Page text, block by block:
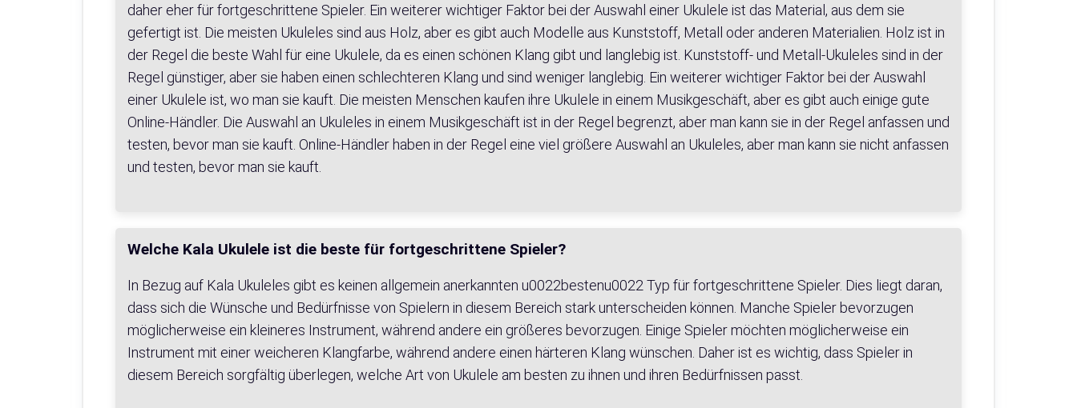
daher eher für fortgeschrittene Spieler. Ein weiterer wichtiger Faktor bei der Auswahl einer Ukulele ist das Material, aus dem sie
gefertigt ist. Die meisten Ukuleles sind aus Holz, aber es gibt auch Modelle aus Kunststoff, Metall oder anderen Materialien. Holz ist in
der Regel die beste Wahl für eine Ukulele, da es einen schönen Klang gibt und langlebig ist. Kunststoff- und Metall-Ukuleles sind in der
Regel günstiger, aber sie haben einen schlechteren Klang und sind weniger langlebig. Ein weiterer wichtiger Faktor bei der Auswahl
einer Ukulele ist, wo man sie kauft. Die meisten Menschen kaufen ihre Ukulele in einem Musikgeschäft, aber es gibt auch einige gute
Online-Händler. Die Auswahl an Ukuleles in einem Musikgeschäft ist in der Regel begrenzt, aber man kann sie in der Regel anfassen und
testen, bevor man sie kauft. Online-Händler haben in der Regel eine viel größere Auswahl an Ukuleles, aber man kann sie nicht anfassen
und testen, bevor man sie kauft.
Welche Kala Ukulele ist die beste für fortgeschrittene Spieler?
In Bezug auf Kala Ukuleles gibt es keinen allgemein anerkannten u0022bestenu0022 Typ für fortgeschrittene Spieler. Dies liegt daran,
dass sich die Wünsche und Bedürfnisse von Spielern in diesem Bereich stark unterscheiden können. Manche Spieler bevorzugen
möglicherweise ein kleineres Instrument, während andere ein größeres bevorzugen. Einige Spieler möchten möglicherweise ein
Instrument mit einer weicheren Klangfarbe, während andere einen härteren Klang wünschen. Daher ist es wichtig, dass Spieler in
diesem Bereich sorgfältig überlegen, welche Art von Ukulele am besten zu ihnen und ihren Bedürfnissen passt.